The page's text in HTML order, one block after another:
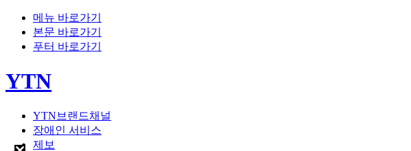
메뉴 바로가기
본문 바로가기
푸터 바로가기
YTN
YTN브랜드채널
장애인 서비스
제보